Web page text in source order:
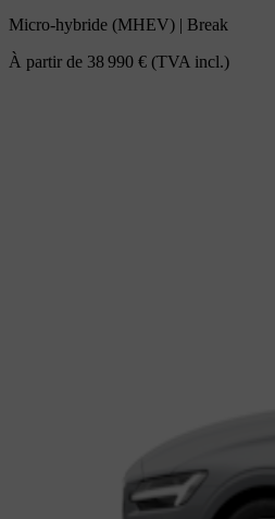
Micro-hybride (MHEV) | Break
À partir de 38 990 € (TVA incl.)